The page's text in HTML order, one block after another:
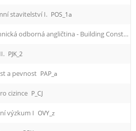
stavitelství I. POS_1a
POS_1_AJ Technická odborná angličtina - Building Construction I
PJK_2
a pevnost PAP_a
cizince P_CJ
výzkum I OVY_z